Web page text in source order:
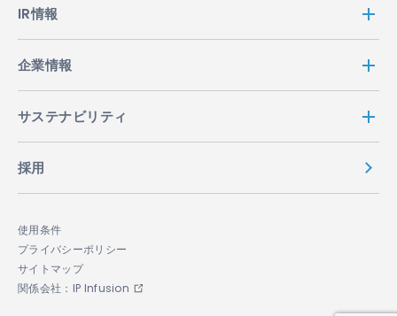
IR情報
企業情報
サステナビリティ
採用
使用条件
プライバシーポリシー
サイトマップ
関係会社：IP Infusion